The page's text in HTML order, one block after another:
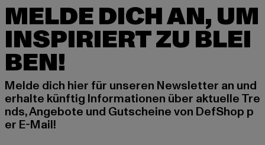
MELDE DICH AN, UM
INSPIRIERT ZU BLEI
BEN!
Melde dich hier für unseren Newsletter an und
erhalte künftig Informationen über aktuelle Tre
nds, Angebote und Gutscheine von DefShop p
er E-Mail!